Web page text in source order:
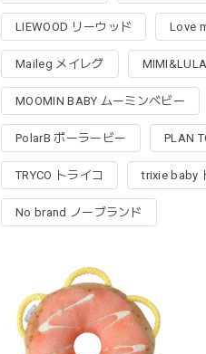
LIEWOOD リーウッド Love
Maileg メイレグ
MOOMIN BABY ムーミンべビー
PolarB ポーラービー PLAN
TRYCO トライコ trixie baby
No brand ノーブランド